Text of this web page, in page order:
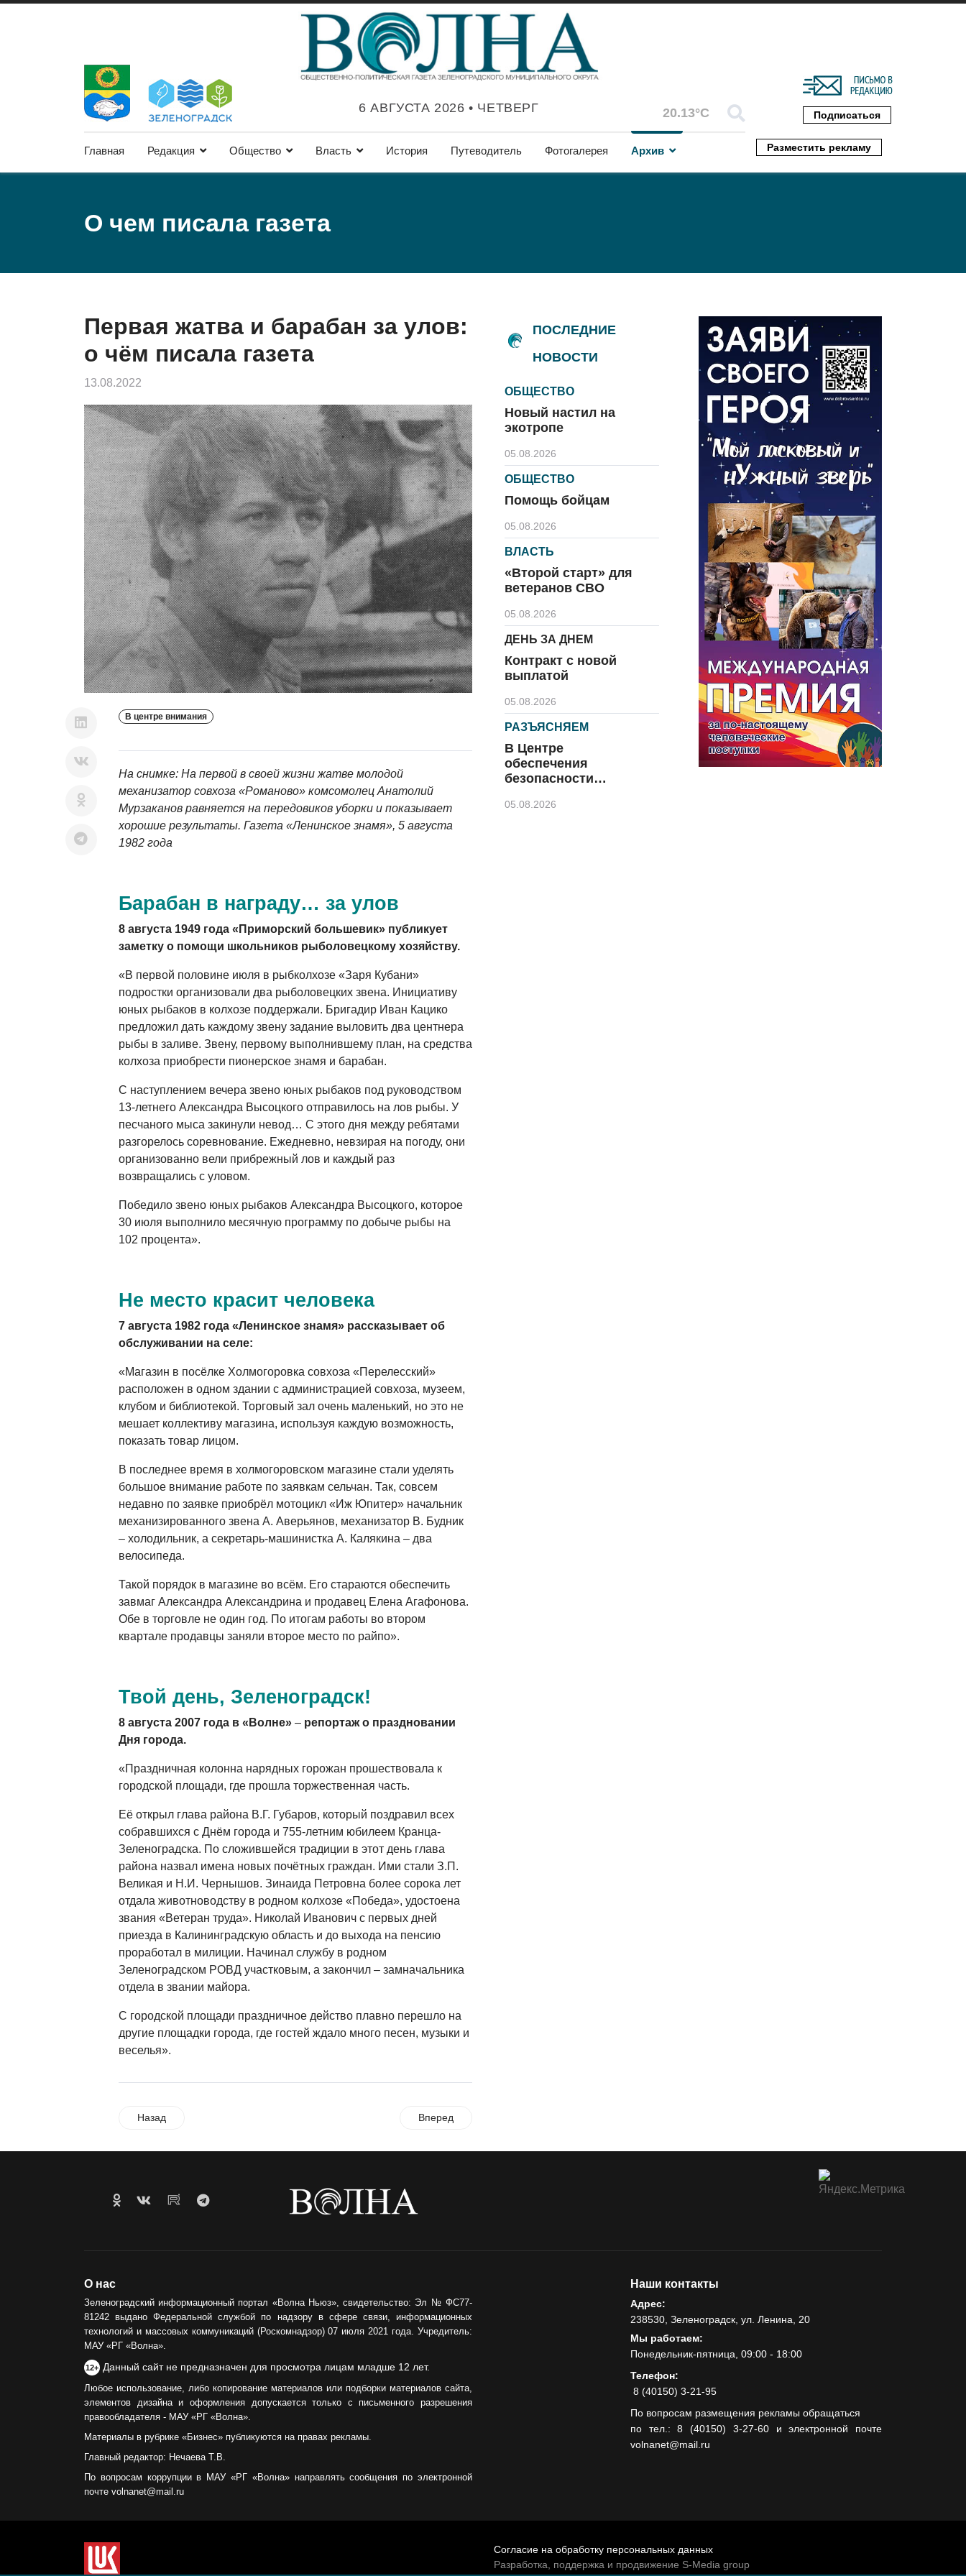
6 АВГУСТА 2026 • ЧЕТВЕРГ 20.13°C Подписаться
Главная Редакция Общество Власть История Путеводитель Фотогалерея Архив Разместить рекламу
О чем писала газета
Первая жатва и барабан за улов:
о чём писала газета
13.08.2022
В центре внимания
На снимке: На первой в своей жизни жатве молодой
механизатор совхоза «Романово» комсомолец Анатолий
Мурзаканов равняется на передовиков уборки и показывает
хорошие результаты. Газета «Ленинское знамя», 5 августа
1982 года
Барабан в награду… за улов
8 августа 1949 года «Приморский большевик» публикует
заметку о помощи школьников рыболовецкому хозяйству.
«В первой половине июля в рыбколхозе «Заря Кубани»
подростки организовали два рыболовецких звена. Инициативу
юных рыбаков в колхозе поддержали. Бригадир Иван Кацико
предложил дать каждому звену задание выловить два центнера
рыбы в заливе. Звену, первому выполнившему план, на средства
колхоза приобрести пионерское знамя и барабан.
С наступлением вечера звено юных рыбаков под руководством
13-летнего Александра Высоцкого отправилось на лов рыбы. У
песчаного мыса закинули невод… С этого дня между ребятами
разгорелось соревнование. Ежедневно, невзирая на погоду, они
организованно вели прибрежный лов и каждый раз
возвращались с уловом.
Победило звено юных рыбаков Александра Высоцкого, которое
30 июля выполнило месячную программу по добыче рыбы на
102 процента».
Не место красит человека
7 августа 1982 года «Ленинское знамя» рассказывает об
обслуживании на селе:
«Магазин в посёлке Холмогоровка совхоза «Перелесский»
расположен в одном здании с администрацией совхоза, музеем,
клубом и библиотекой. Торговый зал очень маленький, но это не
мешает коллективу магазина, используя каждую возможность,
показать товар лицом.
В последнее время в холмогоровском магазине стали уделять
большое внимание работе по заявкам сельчан. Так, совсем
недавно по заявке приобрёл мотоцикл «Иж Юпитер» начальник
механизированного звена А. Аверьянов, механизатор В. Будник
– холодильник, а секретарь-машинистка А. Калякина – два
велосипеда.
Такой порядок в магазине во всём. Его стараются обеспечить
завмаг Александра Александрина и продавец Елена Агафонова.
Обе в торговле не один год. По итогам работы во втором
квартале продавцы заняли второе место по райпо».
Твой день, Зеленоградск!
8 августа 2007 года в «Волне» – репортаж о праздновании
Дня города.
«Праздничная колонна нарядных горожан прошествовала к
городской площади, где прошла торжественная часть.
Её открыл глава района В.Г. Губаров, который поздравил всех
собравшихся с Днём города и 755-летним юбилеем Кранца-
Зеленоградска. По сложившейся традиции в этот день глава
района назвал имена новых почётных граждан. Ими стали З.П.
Великая и Н.И. Чернышов. Зинаида Петровна более сорока лет
отдала животноводству в родном колхозе «Победа», удостоена
звания «Ветеран труда». Николай Иванович с первых дней
приезда в Калининградскую область и до выхода на пенсию
проработал в милиции. Начинал службу в родном
Зеленоградском РОВД участковым, а закончил – замначальника
отдела в звании майора.
С городской площади праздничное действо плавно перешло на
другие площадки города, где гостей ждало много песен, музыки и
веселья».
Назад Вперед
ПОСЛЕДНИЕ
НОВОСТИ
ОБЩЕСТВО
Новый настил на
экотропе
05.08.2026
ОБЩЕСТВО
Помощь бойцам
05.08.2026
ВЛАСТЬ
«Второй старт» для
ветеранов СВО
05.08.2026
ДЕНЬ ЗА ДНЕМ
Контракт с новой
выплатой
05.08.2026
РАЗЪЯСНЯЕМ
В Центре
обеспечения
безопасности
безопасного отдыха
05.08.2026
О нас
Зеленоградский информационный портал «Волна Ньюз», свидетельство: Эл № ФС77-
81242 выдано Федеральной службой по надзору в сфере связи, информационных
технологий и массовых коммуникаций (Роскомнадзор) 07 июля 2021 года. Учредитель:
МАУ «РГ «Волна».
12+ Данный сайт не предназначен для просмотра лицам младше 12 лет.
Любое использование, либо копирование материалов или подборки материалов сайта,
элементов дизайна и оформления допускается только с письменного разрешения
правообладателя - МАУ «РГ «Волна».
Материалы в рубрике «Бизнес» публикуются на правах рекламы.
Главный редактор: Нечаева Т.В.
По вопросам коррупции в МАУ «РГ «Волна» направлять сообщения по электронной
почте volnanet@mail.ru
Наши контакты
Адрес:
238530, Зеленоградск, ул. Ленина, 20
Мы работаем:
Понедельник-пятница, 09:00 - 18:00
Телефон:
8 (40150) 3-21-95
По вопросам размещения рекламы обращаться
по тел.: 8 (40150) 3-27-60 и электронной почте
volnanet@mail.ru
Согласие на обработку персональных данных
Разработка, поддержка и продвижение S-Media group